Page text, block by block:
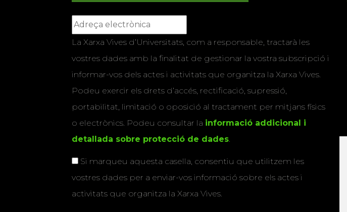
La Xarxa Vives d’Universitats, com a responsable, tractarà les
vostres dades amb la finalitat de gestionar la vostra subscripció i
informar-vos dels actes i activitats que organitza la Xarxa Vives.
Podeu exercir els drets d’accés, rectificació, supressió,
portabilitat, limitació o oposició al tractament per mitjans físics
o electrònics. Podeu consultar la informació addicional i
detallada sobre protecció de dades.
Si marqueu aquesta casella, consentiu que utilitzem les
vostres dades per a enviar-vos informació sobre els actes i
activitats que organitza la Xarxa Vives.